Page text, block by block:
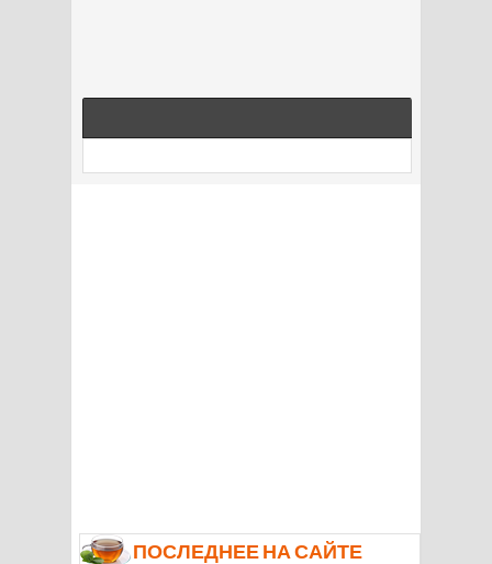
ПОСЛЕДНЕЕ НА САЙТЕ